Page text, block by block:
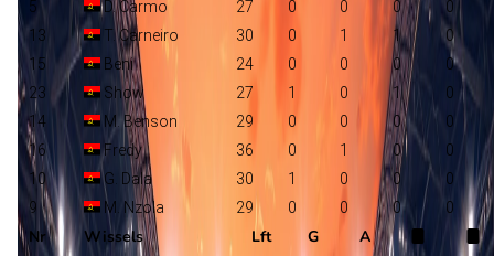
5
D. Carmo 27 0 0 0
0
13
T. Carneiro 30 0 1 1
0
15
Beni 24 0 0 0
0
23
Show 27 1 0 1
0
14
M. Benson 29 0 0 0
0
16
Fredy 36 0 1 0
0
10
G. Dala 30 1 0 0
0
9
M. Nzola 29 0 0 0 0
Nr Wissels Lft G A